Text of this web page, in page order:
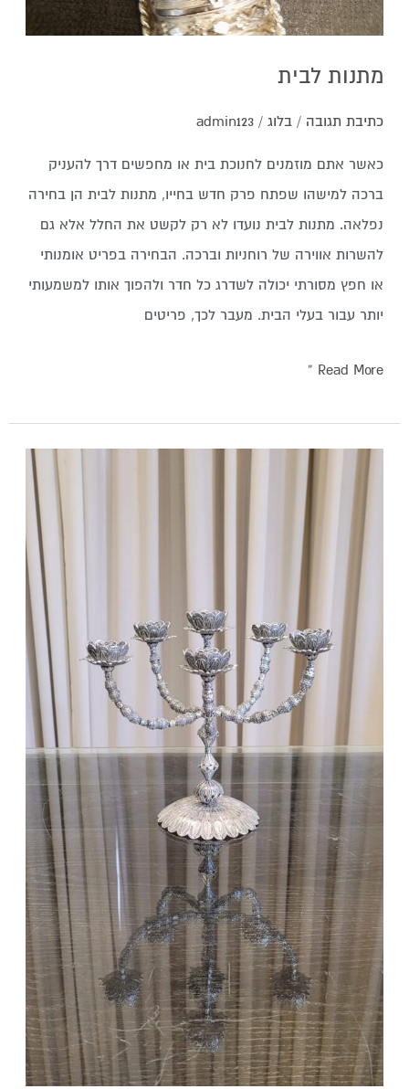
מתנות לבית
כתיבת תגובה / בלוג/
admin123
כאשר אתם מוזמנים לחנוכת בית או מחפשים דרך להעניק
ברכה למישהו שפתח פרק חדש בחייו, מתנות לבית הן בחירה
נפלאה. מתנות לבית נועדו לא רק לקשט את החלל אלא גם
להשרות אווירה של רוחניות וברכה. הבחירה בפריט אומנותי
או חפץ מסורתי יכולה לשדרג כל חדר ולהפוך אותו למשמעותי
יותר עבור בעלי הבית. מעבר לכך, פריטים
Read More »
מתנות
לבת
מצווה